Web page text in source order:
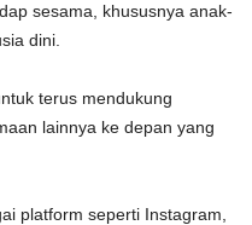
sesama, khususnya anak-
dini.
terus mendukung
lainnya ke depan yang
platform seperti Instagram,